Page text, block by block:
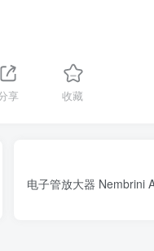
享 收藏
电子管放大器 Nembrini